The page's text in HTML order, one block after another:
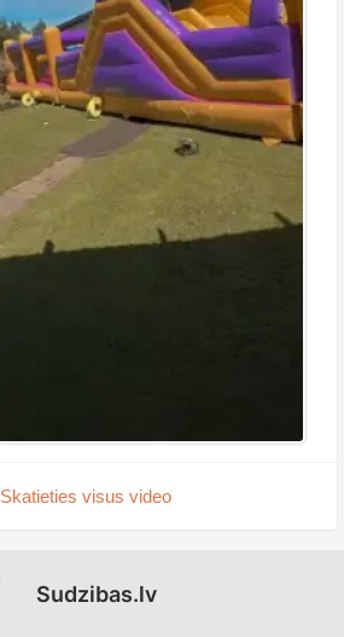
Skatieties visus video
Sudzibas.lv